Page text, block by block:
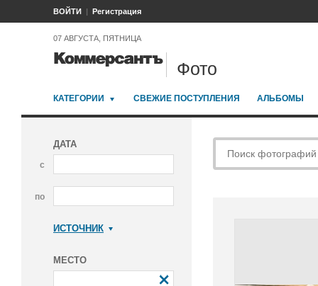
ВОЙТИ Регистрация
07 АВГУСТА, ПЯТНИЦА
Фото
КАТЕГОРИИ СВЕЖИЕ ПОСТУПЛЕНИЯ АЛЬБОМЫ
ДАТА
с
по
ИСТОЧНИК
МЕСТО